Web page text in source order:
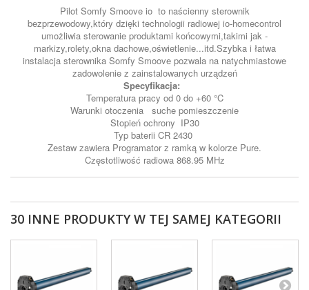
Pilot Somfy Smoove io to naścienny sterownik
bezprzewodowy,który dzięki technologii radiowej io-homecontrol
umożliwia sterowanie produktami końcowymi,takimi jak -
markizy,rolety,okna dachowe,oświetlenie...itd.Szybka i łatwa
instalacja sterownika Somfy Smoove pozwala na natychmiastowe
zadowolenie z zainstalowanych urządzeń
Specyfikacja:
Temperatura pracy od 0 do +60 °C
Warunki otoczenia suche pomieszczenie
Stopień ochrony IP30
Typ baterii CR 2430
Zestaw zawiera Programator z ramką w kolorze Pure.
Częstotliwość radiowa 868.95 MHz
30 INNE PRODUKTY W TEJ SAMEJ KATEGORII